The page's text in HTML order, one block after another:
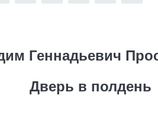
Геннадьевич
Дверь в полдень